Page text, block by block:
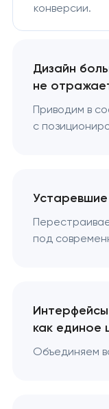
конверсии.
Дизайн
не
Приводим в
с
под
Интерфейсы
как единое
Объединяем